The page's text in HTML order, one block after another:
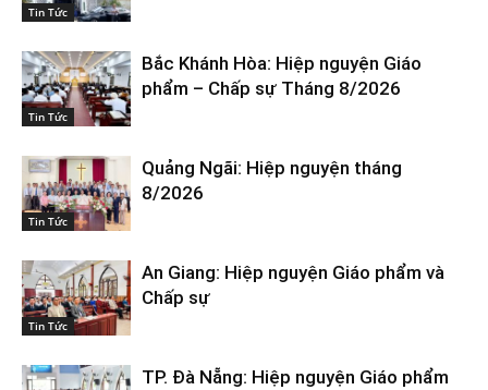
Tin Tức
Tin Tức
Bắc Khánh Hòa: Hiệp nguyện Giáo
phẩm – Chấp sự Tháng 8/2026
Tin Tức
Quảng Ngãi: Hiệp nguyện tháng
8/2026
Tin Tức
An Giang: Hiệp nguyện Giáo phẩm và
Chấp sự
TP. Đà Nẵng: Hiệp nguyện Giáo phẩm